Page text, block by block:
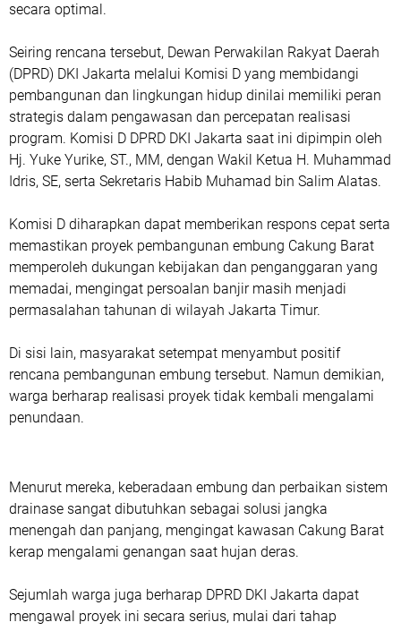
secara optimal.
Seiring rencana tersebut, Dewan Perwakilan Rakyat Daerah
(DPRD) DKI Jakarta melalui Komisi D yang membidangi
pembangunan dan lingkungan hidup dinilai memiliki peran
strategis dalam pengawasan dan percepatan realisasi
program. Komisi D DPRD DKI Jakarta saat ini dipimpin oleh
Hj. Yuke Yurike, ST., MM, dengan Wakil Ketua H. Muhammad
Idris, SE, serta Sekretaris Habib Muhamad bin Salim Alatas.
Komisi D diharapkan dapat memberikan respons cepat serta
memastikan proyek pembangunan embung Cakung Barat
memperoleh dukungan kebijakan dan penganggaran yang
memadai, mengingat persoalan banjir masih menjadi
permasalahan tahunan di wilayah Jakarta Timur.
Di sisi lain, masyarakat setempat menyambut positif
rencana pembangunan embung tersebut. Namun demikian,
warga berharap realisasi proyek tidak kembali mengalami
penundaan.
Menurut mereka, keberadaan embung dan perbaikan sistem
drainase sangat dibutuhkan sebagai solusi jangka
menengah dan panjang, mengingat kawasan Cakung Barat
kerap mengalami genangan saat hujan deras.
Sejumlah warga juga berharap DPRD DKI Jakarta dapat
mengawal proyek ini secara serius, mulai dari tahap